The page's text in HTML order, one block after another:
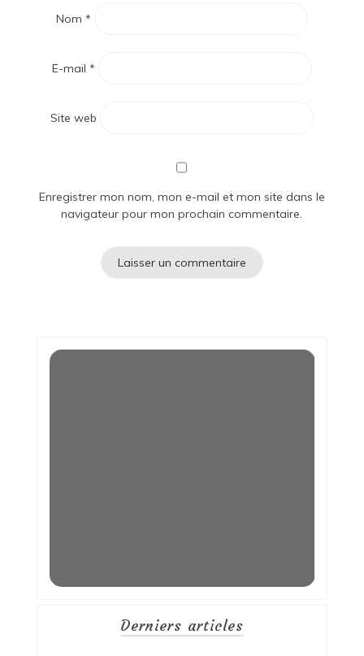
Nom *
E-mail *
Site web
Enregistrer mon nom, mon e-mail et mon site dans le
navigateur pour mon prochain commentaire.
Derniers articles